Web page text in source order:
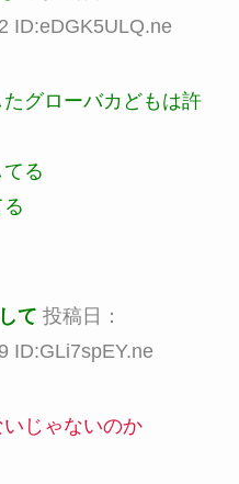
ID:eDGK5ULQ.ne
グローバカどもは許
る
て 投稿日：
ID:GLi7spEY.ne
じゃないのか